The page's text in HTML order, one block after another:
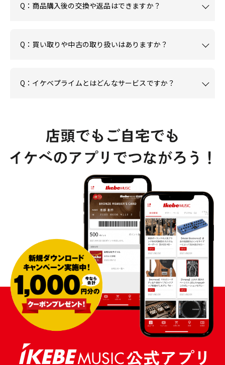
Q：商品購入後の交換や返品はできますか？
Q：買い取りや中古の取り扱いはありますか？
Q：イケベプライムとはどんなサービスですか？